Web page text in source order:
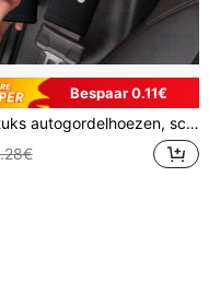
Bespaar 0.11€
schoudervullingen met geborduurde letters, universele schoudervullingen voor autogordels voor bestuurder en passagier, accessoires voor auto-interieurs